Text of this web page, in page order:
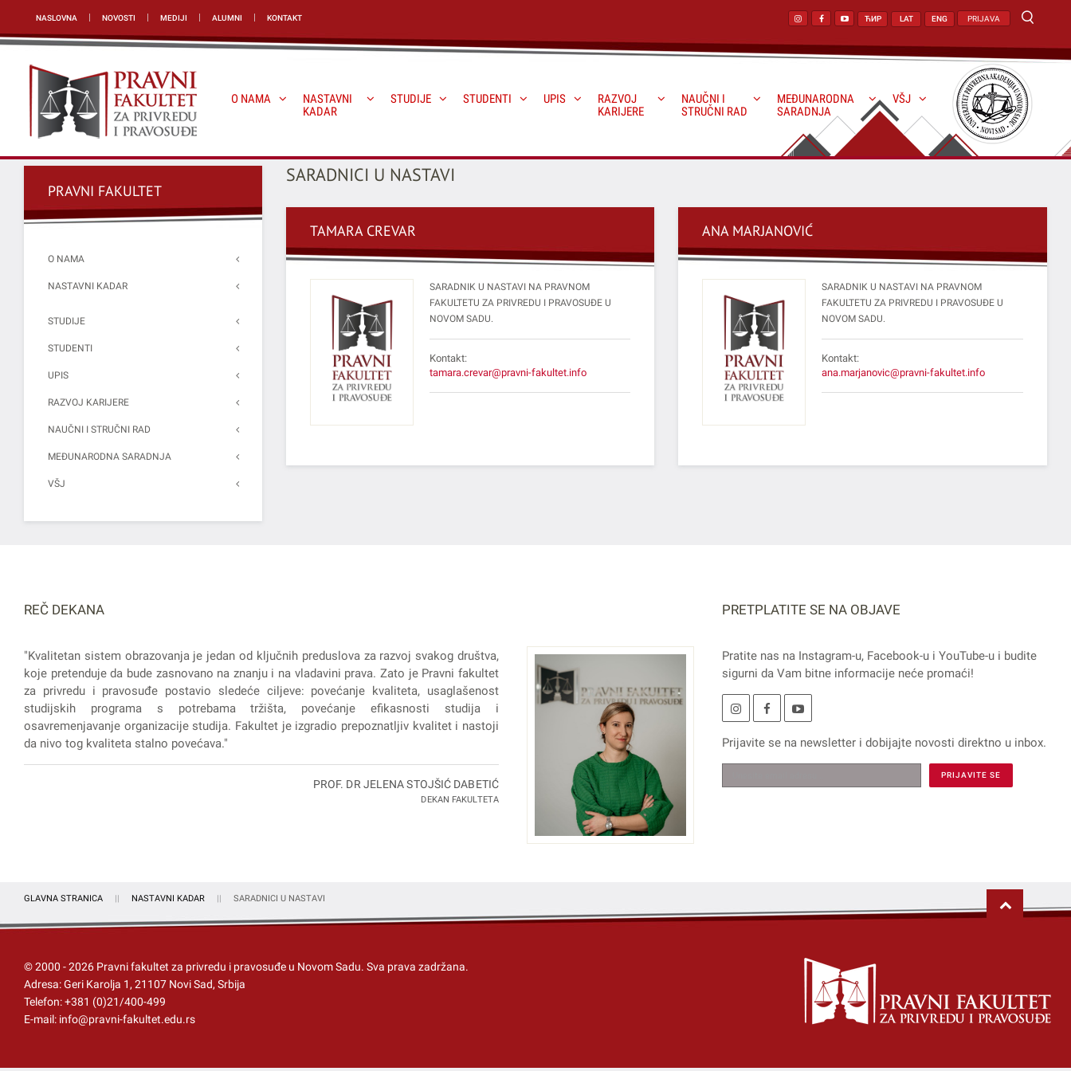
NASLOVNA NOVOSTI MEDIJI ALUMNI KONTAKT PRIJAVA
ЋИР LAT ENG
O NAMA
NASTAVNI
KADAR
STUDIJE STUDENTI UPIS
RAZVOJ
KARIJERE
NAUČNI I
STRUČNI RAD
MEĐUNARODNA
SARADNJA
VŠJ
SARADNICI U NASTAVI
TAMARA CREVAR
SARADNIK U NASTAVI NA PRAVNOM
FAKULTETU ZA PRIVREDU I PRAVOSUĐE U
NOVOM SADU.
Kontakt:
tamara.crevar@pravni-fakultet.info
ANA MARJANOVIĆ
SARADNIK U NASTAVI NA PRAVNOM
FAKULTETU ZA PRIVREDU I PRAVOSUĐE U
NOVOM SADU.
Kontakt:
ana.marjanovic@pravni-fakultet.info
PRAVNI FAKULTET
O NAMA
NASTAVNI KADAR
STUDIJE
STUDENTI
UPIS
RAZVOJ KARIJERE
NAUČNI I STRUČNI RAD
MEĐUNARODNA SARADNJA
VŠJ
REČ DEKANA
"Kvalitetan sistem obrazovanja je jedan od ključnih preduslova za razvoj svakog društva,
koje pretenduje da bude zasnovano na znanju i na vladavini prava. Zato je Pravni fakultet
za privredu i pravosuđe postavio sledeće ciljeve: povećanje kvaliteta, usaglašenost
studijskih programa s potrebama tržišta, povećanje efikasnosti studija i
osavremenjavanje organizacije studija. Fakultet je izgradio prepoznatljiv kvalitet i nastoji
da nivo tog kvaliteta stalno povećava."
PROF. DR JELENA STOJŠIĆ DABETIĆ
DEKAN FAKULTETA
PRETPLATITE SE NA OBJAVE
Pratite nas na Instagram-u, Facebook-u i YouTube-u i budite
sigurni da Vam bitne informacije neće promaći!
Prijavite se na newsletteri dobijajte novosti direktno u inbox.
GLAVNA STRANICA NASTAVNI KADAR SARADNICI U NASTAVI
© 2000 -2026 Pravni fakultet za privredu i pravosuđe u Novom Sadu. Sva prava zadržana.
Adresa: Geri Karolja 1, 21107 Novi Sad, Srbija
Telefon:+381 (0)21/400-499
E-mail: info@pravni-fakultet.edu.rs